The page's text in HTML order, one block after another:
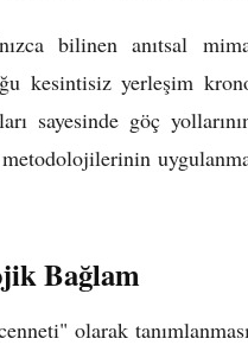
bilinen anıtsal
kesintisiz yerleşim
sayesinde göç
Bağlam
olarak